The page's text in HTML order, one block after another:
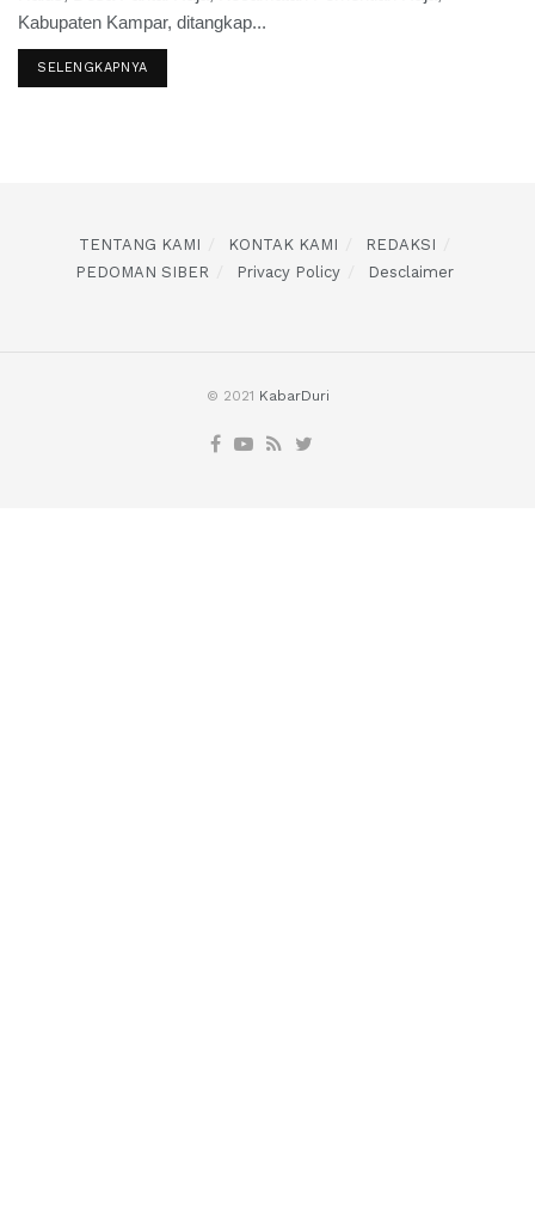
Kabupaten Kampar, ditangkap...
SELENGKAPNYA
TENTANG KAMI KONTAK KAMI
REDAKSI
PEDOMAN SIBER
Privacy Policy Desclaimer
© 2021 KabarDuri